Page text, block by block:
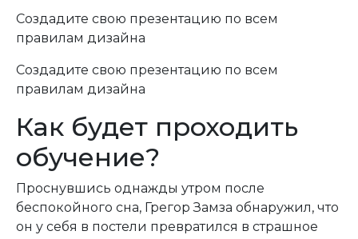
Создадите свою презентацию по всем
правилам дизайна
Создадите свою презентацию по всем
правилам дизайна
Как будет проходить
обучение?
Проснувшись однажды утром после
беспокойного сна, Грегор Замза обнаружил, что
он у себя в постели превратился в страшное